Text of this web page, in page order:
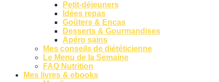
Petit-déjeuners
Idées repas
Goûters & Encas
Desserts & Gourmandises
Apéro sains
Mes conseils de diététicienne
Le Menu de la Semaine
FAQ Nutrition
Mes livres & ebooks